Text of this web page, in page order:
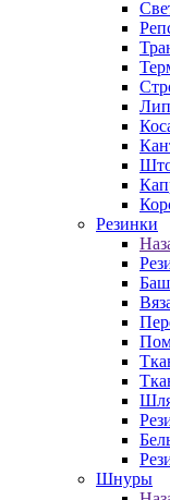
Резинки
Шнуры